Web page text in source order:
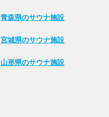
青森県のサウナ施設
宮城県のサウナ施設
山形県のサウナ施設